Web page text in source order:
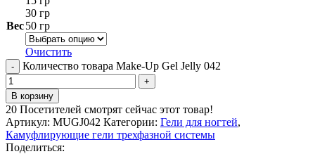
Вес
30 гр
50 гр
Очистить
Количество товара Make-Up Gel Jelly 042
В корзину
20 Посетителей смотрят сейчас этот товар!
Артикул: MUGJ042 Категории: Гели для ногтей,
Камуфлирующие гели трехфазной системы
Поделиться: